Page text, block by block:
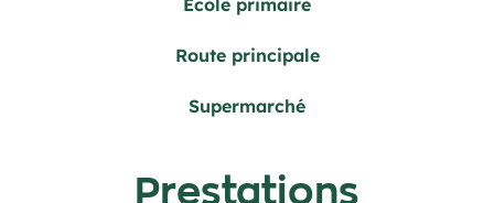
École primaire
Route principale
Supermarché
Prestations